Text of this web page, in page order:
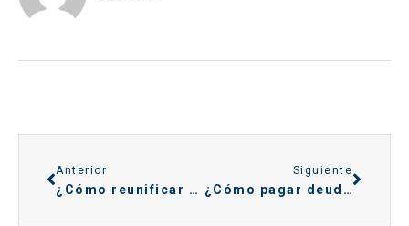
Anterior
¿Cómo reunificar deudas con Abanca?
Siguiente
¿Cómo pagar deuda en Bankia?